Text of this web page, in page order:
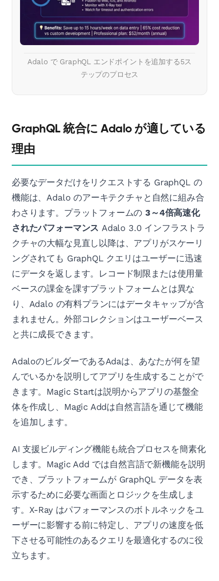
Adalo で GraphQL エンドポイントを追加する5ス
テップのプロセス
GraphQL 統合に Adalo が適している
理由
必要なデータだけをリクエストする GraphQL の
機能は、Adalo のアーキテクチャと自然に組み合
わさります。プラットフォームの3～4倍高速化
されたパフォーマンス Adalo 3.0 インフラストラ
クチャの大幅な見直し以降は、アプリがスケーリ
ングされても GraphQL クエリはユーザーに迅速
にデータを返します。レコード制限または使用量
ベースの課金を課すプラットフォームとは異な
り、Adalo の有料プランにはデータキャップが含
まれません。外部コレクションはユーザーベース
と共に成長できます。
AdaloのビルダーであるAdaは、あなたが何を望
んでいるかを説明してアプリを生成することがで
きます。Magic Startは説明からアプリの基盤全
体を作成し、Magic Addは自然言語を通じて機能
を追加します。
AI 支援ビルディング機能も統合プロセスを簡素化
します。Magic Add では自然言語で新機能を説明
でき、プラットフォームが GraphQL データを表
示するために必要な画面とロジックを生成しま
す。X-Ray はパフォーマンスのボトルネックをユ
ーザーに影響する前に特定し、アプリの速度を低
下させる可能性のあるクエリを最適化するのに役
立ちます。